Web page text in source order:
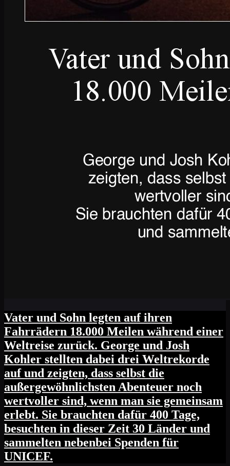
Vater und Sohn legten auf ihren
Fahrrädern 18.000 Meilen während einer
Weltreise zurück. George und Josh
Kohler stellten dabei drei Weltrekorde
auf und zeigten, dass selbst die
außergewöhnlichsten Abenteuer noch
wertvoller sind, wenn man sie gemeinsam
erlebt. Sie brauchten dafür 400 Tage,
besuchten in dieser Zeit 30 Länder und
sammelten nebenbei Spenden für
UNICEF.